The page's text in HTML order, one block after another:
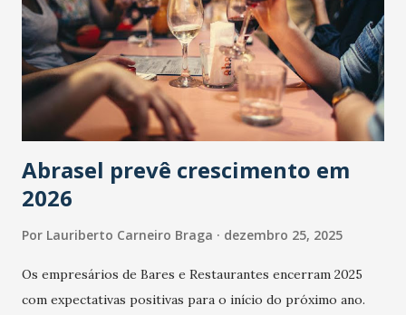
Abrasel prevê crescimento em
2026
Por Lauriberto Carneiro Braga dezembro 25, 2025
Os empresários de Bares e Restaurantes encerram 2025
com expectativas positivas para o início do próximo ano.